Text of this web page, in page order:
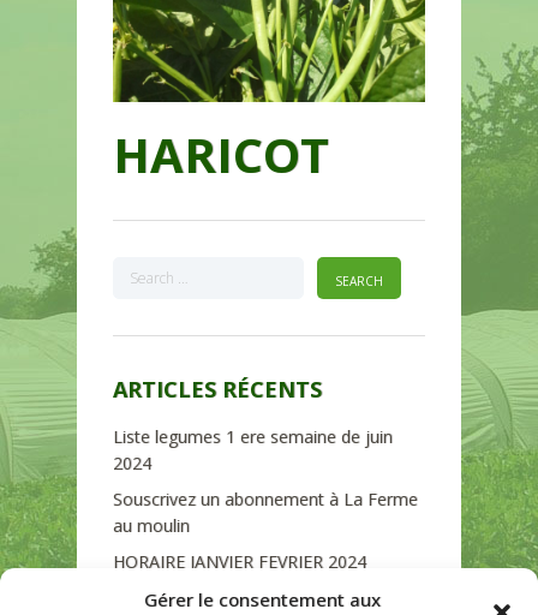
Gérer le consentement aux
HARICOT
ARTICLES RÉCENTS
Liste legumes 1 ere semaine de juin
2024
Souscrivez un abonnement à La Ferme
au moulin
HORAIRE JANVIER FEVRIER 2024
Soutien de La Province de Liège